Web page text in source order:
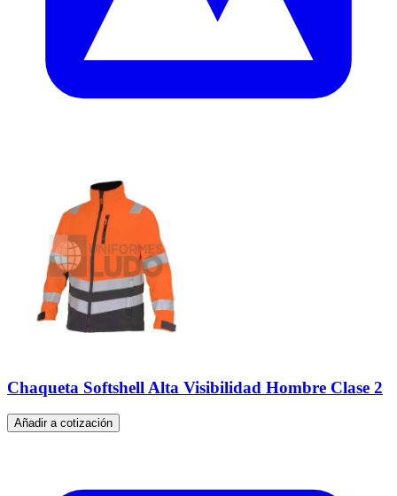
Chaqueta Softshell Alta Visibilidad Hombre Clase 2
Añadir a cotización